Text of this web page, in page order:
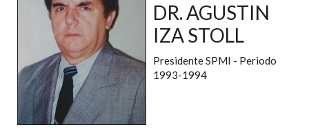
DR. AGUSTIN
IZA STOLL
Presidente SPMI - Periodo
1993-1994